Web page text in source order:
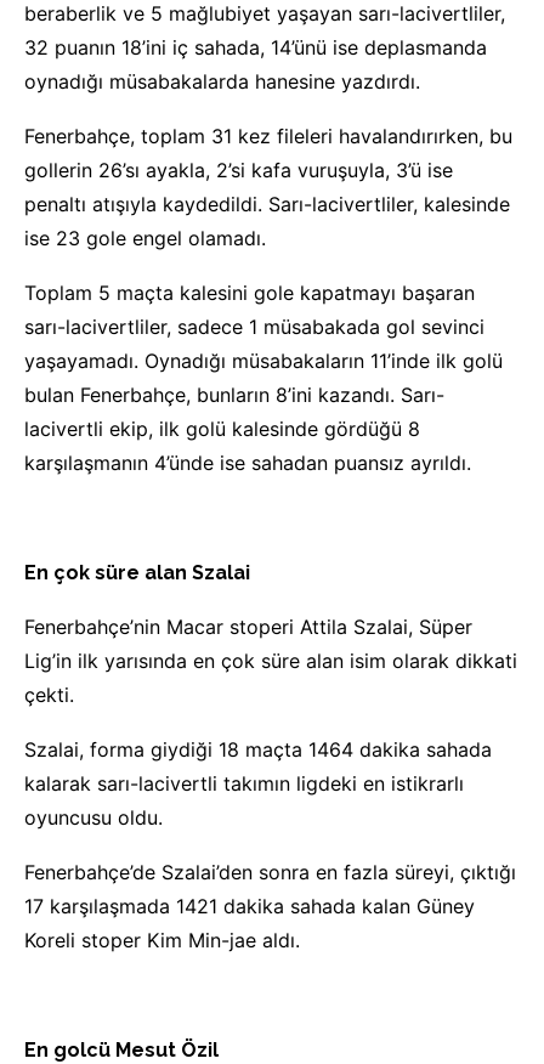
beraberlik ve 5 mağlubiyet yaşayan sarı-lacivertliler,
32 puanın 18’ini iç sahada, 14’ünü ise deplasmanda
oynadığı müsabakalarda hanesine yazdırdı.
Fenerbahçe, toplam 31 kez fileleri havalandırırken, bu
gollerin 26’sı ayakla, 2’si kafa vuruşuyla, 3’ü ise
penaltı atışıyla kaydedildi. Sarı-lacivertliler, kalesinde
ise 23 gole engel olamadı.
Toplam 5 maçta kalesini gole kapatmayı başaran
sarı-lacivertliler, sadece 1 müsabakada gol sevinci
yaşayamadı. Oynadığı müsabakaların 11’inde ilk golü
bulan Fenerbahçe, bunların 8’ini kazandı. Sarı-
lacivertli ekip, ilk golü kalesinde gördüğü 8
karşılaşmanın 4’ünde ise sahadan puansız ayrıldı.
En çok süre alan Szalai
Fenerbahçe’nin Macar stoperi Attila Szalai, Süper
Lig’in ilk yarısında en çok süre alan isim olarak dikkati
çekti.
Szalai, forma giydiği 18 maçta 1464 dakika sahada
kalarak sarı-lacivertli takımın ligdeki en istikrarlı
oyuncusu oldu.
Fenerbahçe’de Szalai’den sonra en fazla süreyi, çıktığı
17 karşılaşmada 1421 dakika sahada kalan Güney
Koreli stoper Kim Min-jae aldı.
En golcü Mesut Özil